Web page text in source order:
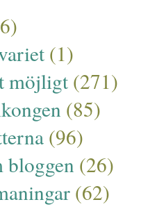
(1)
möjligt (271)
(85)
(96)
bloggen (26)
(62)